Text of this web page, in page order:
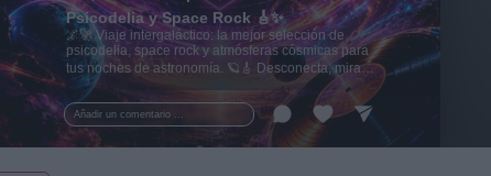
Añadir un comentario ...
Psicodelia y Space Rock 🎸✨
🌌🚀 Viaje intergaláctico: la mejor selección de
psicodelia, space rock y atmósferas cósmicas para
tus noches de astronomía. 🪐🎸 Desconecta, mira
al firmamento y siente la gravedad cero. 💾 ¡Guarda
esta colección para tu próxima noche estrellada!
✨⭐